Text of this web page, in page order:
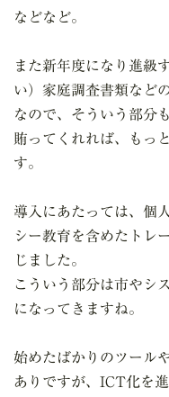
などなど。
また新年度になり進級
い）家庭調査書類など
なので、そういう部分
賄ってくれれば、もっ
す。
導入にあたっては、個
シー教育を含めたトレ
じました。
こういう部分は市やシ
になってきますね。
始めたばかりのツール
ありですが、ICT化を